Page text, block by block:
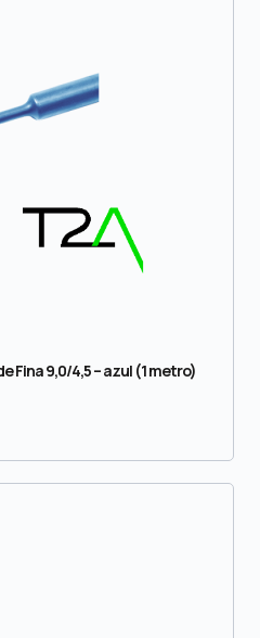
Fina 9,0/4,5 – azul (1 metro)